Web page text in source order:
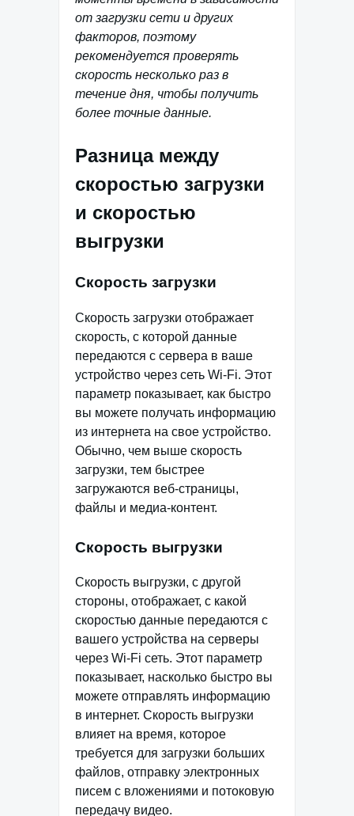
от загрузки сети и других
факторов, поэтому
рекомендуется проверять
скорость несколько раз в
течение дня, чтобы получить
более точные данные.
Разница между
скоростью загрузки
и скоростью
выгрузки
Скорость загрузки
Скорость загрузки отображает
скорость, с которой данные
передаются с сервера в ваше
устройство через сеть Wi-Fi. Этот
параметр показывает, как быстро
вы можете получать информацию
из интернета на свое устройство.
Обычно, чем выше скорость
загрузки, тем быстрее
загружаются веб-страницы,
файлы и медиа-контент.
Скорость выгрузки
Скорость выгрузки, с другой
стороны, отображает, с какой
скоростью данные передаются с
вашего устройства на серверы
через Wi-Fi сеть. Этот параметр
показывает, насколько быстро вы
можете отправлять информацию
в интернет. Скорость выгрузки
влияет на время, которое
требуется для загрузки больших
файлов, отправку электронных
писем с вложениями и потоковую
передачу видео.